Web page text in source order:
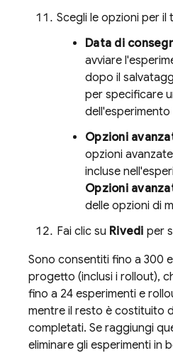
Scegli le opzioni per il
Data di
avviare
dopo il
per specificare
Opzioni
opzioni
incluse
Opzioni
delle opzioni di
Fai clic su Rivedi per
Sono consentiti fino a 300
progetto (inclusi i rollout),
fino a 24 esperimenti e
mentre il resto è costituito
completati. Se raggiungi
eliminare gli esperimenti in